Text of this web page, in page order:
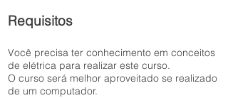
Requisitos
Você precisa ter conhecimento em conceitos
de elétrica para realizar este curso.
O curso será melhor aproveitado se realizado
de um computador.